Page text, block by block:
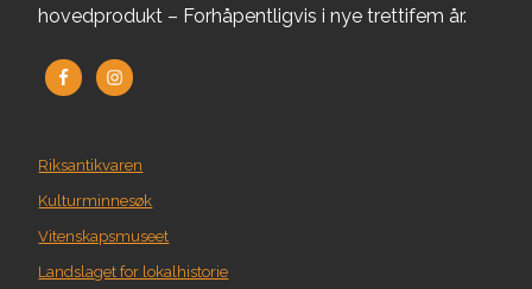
hovedprodukt – Forhåpentligvis i nye trettifem år.
Riksantikvaren
Kulturminnesøk
Vitenskapsmuseet
Landslaget for lokalhistorie